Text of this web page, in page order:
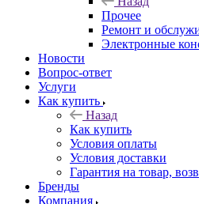
Прочее
Ремонт и
Электронные
Новости
Вопрос-ответ
Услуги
Как купить
Назад
Как купить
Условия оплаты
Условия доставки
Гарантия на товар,
Бренды
Компания